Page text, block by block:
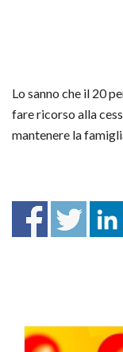
Lo sanno che il 20
fare ricorso alla
mantenere la